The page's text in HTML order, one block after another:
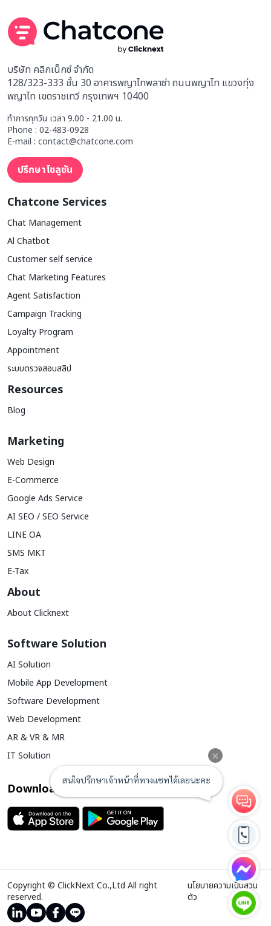
บริษัท คลิกเน็กซ์ จำกัด
128/323-333 ชั้น 30 อาคารพญาไทพลาซ่า ถนนพญาไท แขวงทุ่ง
พญาไท เขตราชเทวี กรุงเทพฯ 10400
ทำการทุกวัน เวลา 9.00 - 21.00 น.
Phone : 02-483-0928
E-mail : contact@chatcone.com
ปรึกษาโซลูชัน
Chatcone Services
Chat Management
Al Chatbot
Customer self service
Chat Marketing Features
Agent Satisfaction
Campaign Tracking
Loyalty Program
Appointment
ระบบตรวจสอบสลิป
Resources
Blog
Marketing
Web Design
E-Commerce
Google Ads Service
AI SEO / SEO Service
LINE OA
SMS MKT
E-Tax
About
About Clicknext
Software Solution
AI Solution
Mobile App Development
Software Development
Web Development
AR & VR & MR
IT Solution
Download is Available now
Copyright © ClickNext Co.,Ltd All right
reserved.
นโยบายความเป็นส่วน
ตัว